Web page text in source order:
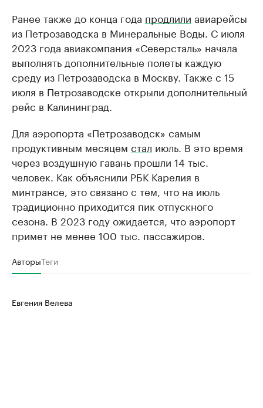
Ранее также до конца года продлили авиарейсы
из Петрозаводска в Минеральные Воды. С июля
2023 года авиакомпания «Северсталь» начала
выполнять дополнительные полеты каждую
среду из Петрозаводска в Москву. Также с 15
июля в Петрозаводске открыли дополнительный
рейс в Калининград.
Для аэропорта «Петрозаводск» самым
продуктивным месяцем стал июль. В это время
через воздушную гавань прошли 14 тыс.
человек. Как объяснили РБК Карелия в
минтрансе, это связано с тем, что на июль
традиционно приходится пик отпускного
сезона. В 2023 году ожидается, что аэропорт
примет не менее 100 тыс. пассажиров.
АвторыТеги
Евгения Велева